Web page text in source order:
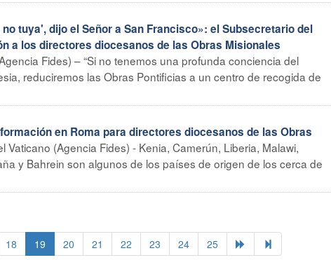
tuya', dijo el Señor a San Francisco»: el Subsecretario del
a los directores diocesanos de las Obras Misionales
Fides) – “Si no tenemos una profunda conciencia del
reduciremos las Obras Pontificias a un centro de recogida de
en Roma para directores diocesanos de las Obras
Vaticano (Agencia Fides) - Kenia, Camerún, Liberia, Malawi,
y Bahrein son algunos de los países de origen de los cerca de
18 19 20 21 22 23 24 25